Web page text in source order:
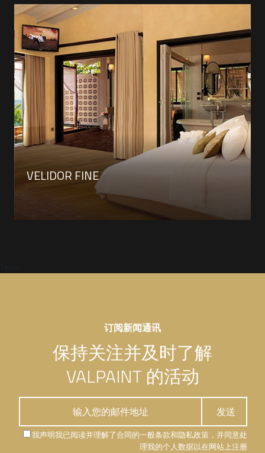
VELIDOR FINE
订阅新闻通讯
保持关注并及时了解
VALPAINT 的活动
我声明我已阅读并理解了合同的一般条款和隐私政策，并同意处
理我的个人数据以在网站上注册